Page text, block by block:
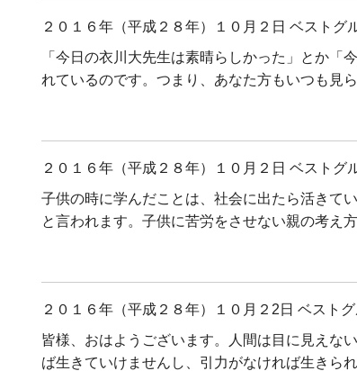
２０１６年（平成２８年）１０月２日 ベスト
「今日の衣川大先生は素晴らしかった」とか「
れているのです。つまり、あなた方もいつも見
２０１６年（平成２８年）１０月２日 ベスト
子供の時に学んだことは、社会に出たら活きて
と言われます。子供に苦労をさせない親の考え
２０１６年（平成２８年）１０月２2日 ベスト
皆様、おはようございます。人間は目に見えな
ば生きていけませんし、引力がなければ生きら